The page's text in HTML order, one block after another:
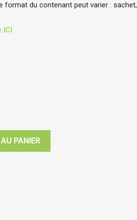
format du contenant peut varier : sachet,
ICI
PANIER